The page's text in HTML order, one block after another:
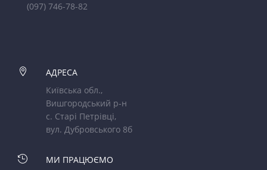
(097) 746-78-82

АДРЕСА
Київська обл.,
Вишгородський р-н
с. Старі Петрівці,
вул. Дубровського 8б

МИ ПРАЦЮЄМО